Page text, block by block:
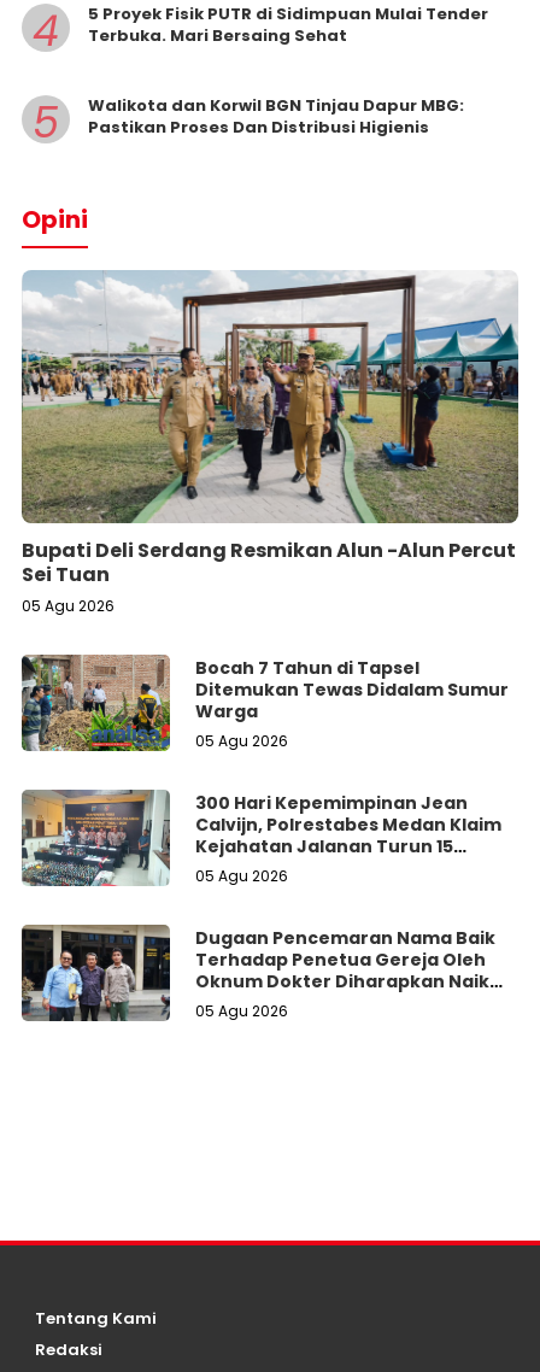
4
5 Proyek Fisik PUTR di Sidimpuan Mulai Tender
Terbuka. Mari Bersaing Sehat
5
Walikota dan Korwil BGN Tinjau Dapur MBG:
Pastikan Proses Dan Distribusi Higienis
Opini
Bupati Deli Serdang Resmikan Alun -Alun Percut
Sei Tuan
05 Agu 2026
Bocah 7 Tahun di Tapsel
Ditemukan Tewas Didalam Sumur
Warga
05 Agu 2026
300 Hari Kepemimpinan Jean
Calvijn, Polrestabes Medan Klaim
Kejahatan Jalanan Turun 15
Persen
05 Agu 2026
Dugaan Pencemaran Nama Baik
Terhadap Penetua Gereja Oleh
Oknum Dokter Diharapkan Naik
Hingga Tahap Tersangka.
05 Agu 2026
Tentang Kami
Redaksi